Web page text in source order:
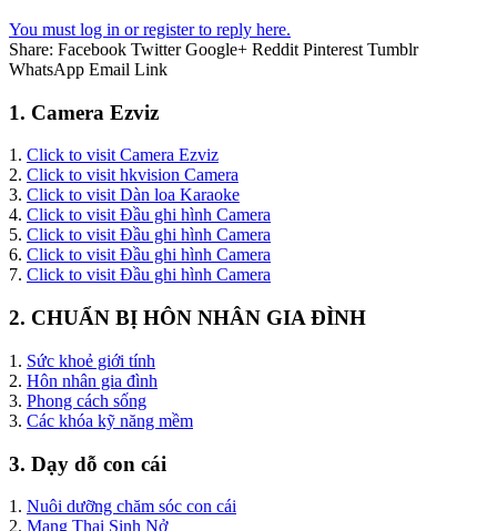
You must log in or register to reply here.
Share: Facebook Twitter Google+ Reddit Pinterest Tumblr
WhatsApp Email Link
1. Camera Ezviz
1. Click to visit Camera Ezviz
2. Click to visit hkvision Camera
3. Click to visit Dàn loa Karaoke
4. Click to visit Đầu ghi hình Camera
5. Click to visit Đầu ghi hình Camera
6. Click to visit Đầu ghi hình Camera
7. Click to visit Đầu ghi hình Camera
2. CHUẨN BỊ HÔN NHÂN GIA ĐÌNH
1. Sức khoẻ giới tính
2. Hôn nhân gia đình
3. Phong cách sống
3. Các khóa kỹ năng mềm
3. Dạy dỗ con cái
1. Nuôi dưỡng chăm sóc con cái
2. Mang Thai Sinh Nở